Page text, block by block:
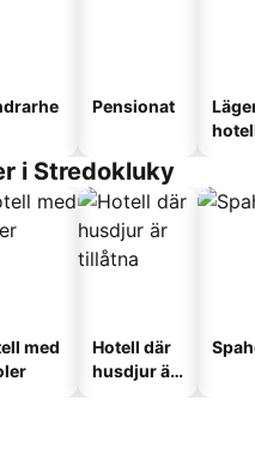
Pensionat
i Stredokluky
med
Hotell där
husdjur är